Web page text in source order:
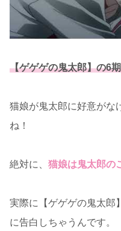
【ゲゲゲの鬼太郎】の6
猫娘が鬼太郎に好意がな
ね！
絶対に、 猫娘は鬼太郎の
実際に【ゲゲゲの鬼太郎
に告白しちゃうんです。